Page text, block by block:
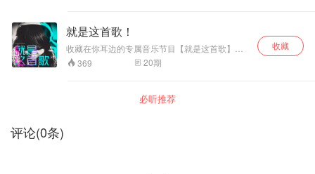
就是这首歌！
收藏在你耳边的专属音乐节目【就是这首歌】，
每天为你精选一张独具标识的车载音响的歌单，
选取感人至深的流行中文金曲，热门劲爆的潮流
时尚、有新有旧，做最好的音乐陪伴。让主题音
乐给你的移动生活来最声动的世界。有歌单，不
369 20期
收藏
必听推荐
评论(0条)